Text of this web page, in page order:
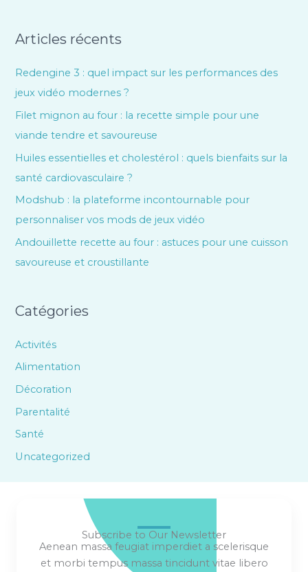
Articles récents
Redengine 3 : quel impact sur les performances des
jeux vidéo modernes ?
Filet mignon au four : la recette simple pour une
viande tendre et savoureuse
Huiles essentielles et cholestérol : quels bienfaits sur la
santé cardiovasculaire ?
Modshub : la plateforme incontournable pour
personnaliser vos mods de jeux vidéo
Andouillette recette au four : astuces pour une cuisson
savoureuse et croustillante
Catégories
Activités
Alimentation
Décoration
Parentalité
Santé
Uncategorized
Subscribe to Our Newsletter
Aenean massa feugiat imperdiet a scelerisque
et morbi tempus massa tincidunt vitae libero